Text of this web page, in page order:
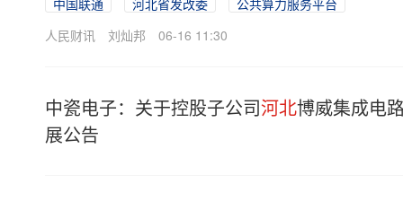
中国联通 河北省发改委
公共算力服务平台
人民财讯
刘灿邦 06-16 11:30
中瓷电子：关于控股子公司河北博威集成电
展公告